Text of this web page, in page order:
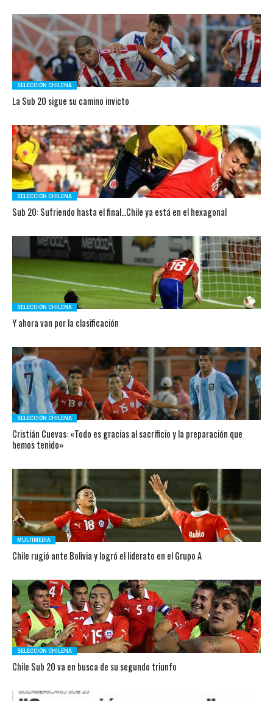
SELECCIÓN CHILENA
La Sub 20 sigue su camino invicto
SELECCIÓN CHILENA
Sub 20: Sufriendo hasta el final…Chile ya está en el hexagonal
SELECCIÓN CHILENA
Y ahora van por la clasificación
SELECCIÓN CHILENA
Cristián Cuevas: «Todo es gracias al sacrificio y la preparación que
hemos tenido»
MULTIMEDIA
Chile rugió ante Bolivia y logró el liderato en el Grupo A
SELECCIÓN CHILENA
Chile Sub 20 va en busca de su segundo triunfo